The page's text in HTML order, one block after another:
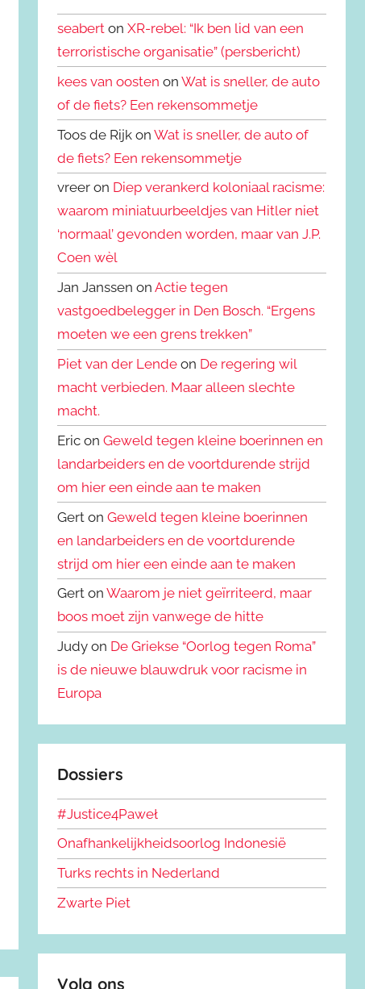
seabert onXR-rebel: “Ik ben lid van een
terroristische organisatie” (persbericht)
kees van oosten onWat is sneller, de auto
of de fiets? Een rekensommetje
Toos de Rijk onWat is sneller, de auto of
de fiets? Een rekensommetje
vreer on Diep verankerd koloniaal racisme:
waarom miniatuurbeeldjes van Hitler niet
‘normaal’ gevonden worden, maar van J.P.
Coen wèl
Jan Janssen onActie tegen
vastgoedbelegger in Den Bosch. “Ergens
moeten we een grens trekken”
Piet van der Lende on De regering wil
macht verbieden. Maar alleen slechte
macht.
Eric onGeweld tegen kleine boerinnen en
landarbeiders en de voortdurende strijd
om hier een einde aan te maken
Gert onGeweld tegen kleine boerinnen
en landarbeiders en de voortdurende
strijd om hier een einde aan te maken
Gert onWaarom je niet geïrriteerd, maar
boos moet zijn vanwege de hitte
Judy on De Griekse “Oorlog tegen Roma”
is de nieuwe blauwdruk voor racisme in
Europa
Dossiers
#Justice4Paweł
Onafhankelijkheidsoorlog Indonesië
Turks rechts in Nederland
Zwarte Piet
Volg ons